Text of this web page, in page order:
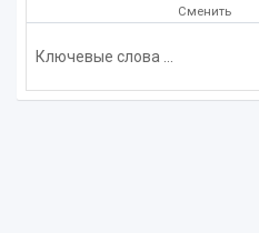
Сменить